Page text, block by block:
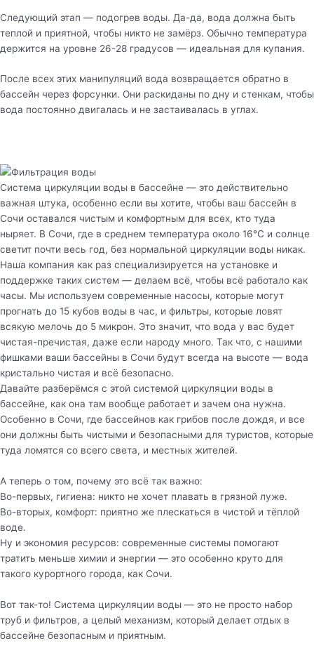
Следующий этап — подогрев воды. Да-да, вода должна быть
теплой и приятной, чтобы никто не замёрз. Обычно температура
держится на уровне 26-28 градусов — идеальная для купания.
После всех этих манипуляций вода возвращается обратно в
бассейн через форсунки. Они раскиданы по дну и стенкам, чтобы
вода постоянно двигалась и не застаивалась в углах.
Система циркуляции воды в бассейне — это действительно
важная штука, особенно если вы хотите, чтобы ваш бассейн в
Сочи оставался чистым и комфортным для всех, кто туда
ныряет. В Сочи, где в среднем температура около 16°C и солнце
светит почти весь год, без нормальной циркуляции воды никак.
Наша компания как раз специализируется на установке и
поддержке таких систем — делаем всё, чтобы всё работало как
часы. Мы используем современные насосы, которые могут
прогнать до 15 кубов воды в час, и фильтры, которые ловят
всякую мелочь до 5 микрон. Это значит, что вода у вас будет
чистая-пречистая, даже если народу много. Так что, с нашими
фишками ваши бассейны в Сочи будут всегда на высоте — вода
кристально чистая и всё безопасно.
Давайте разберёмся с этой системой циркуляции воды в
бассейне, как она там вообще работает и зачем она нужна.
Особенно в Сочи, где бассейнов как грибов после дождя, и все
они должны быть чистыми и безопасными для туристов, которые
туда ломятся со всего света, и местных жителей.
А теперь о том, почему это всё так важно:
Во-первых, гигиена: никто не хочет плавать в грязной луже.
Во-вторых, комфорт: приятно же плескаться в чистой и тёплой
воде.
Ну и экономия ресурсов: современные системы помогают
тратить меньше химии и энергии — это особенно круто для
такого курортного города, как Сочи.
Вот так-то! Система циркуляции воды — это не просто набор
труб и фильтров, а целый механизм, который делает отдых в
бассейне безопасным и приятным.